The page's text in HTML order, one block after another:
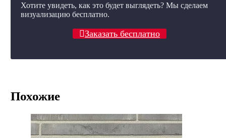
Хотите увидеть, как это будет выглядеть? Мы сделаем
визуализацию бесплатно.
Заказать бесплатно
Похожие